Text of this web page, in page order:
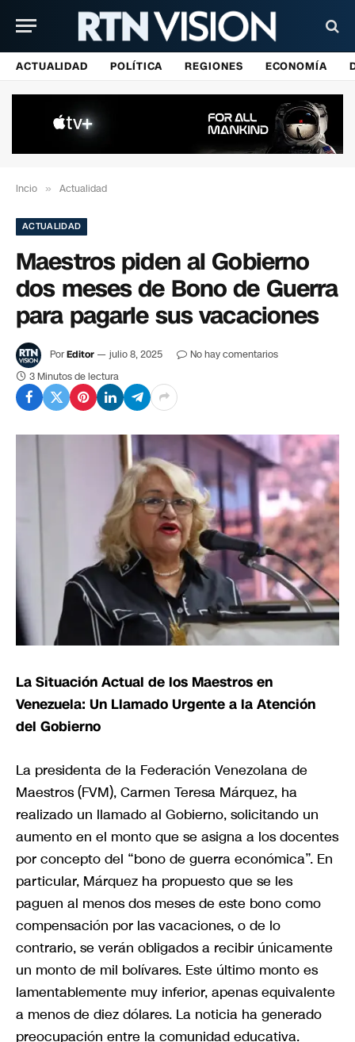
ACTUALIDAD POLÍTICA REGIONES ECONOMÍA
Incio » Actualidad
ACTUALIDAD
Maestros piden al Gobierno
dos meses de Bono de Guerra
para pagarle sus vacaciones
PorEditor julio 8, 2025
No hay comentarios
3 Minutos de lectura
La Situación Actual de los Maestros en
Venezuela: Un Llamado Urgente a la Atención
del Gobierno
La presidenta de la Federación Venezolana de
Maestros (FVM), Carmen Teresa Márquez, ha
realizado un llamado al Gobierno, solicitando un
aumento en el monto que se asigna a los docentes
por concepto del “bono de guerra económica”. En
particular, Márquez ha propuesto que se les
paguen al menos dos meses de este bono como
compensación por las vacaciones, o de lo
contrario, se verán obligados a recibir únicamente
un monto de mil bolívares. Este último monto es
lamentablemente muy inferior, apenas equivalente
a menos de diez dólares. La noticia ha generado
preocupación entre la comunidad educativa.